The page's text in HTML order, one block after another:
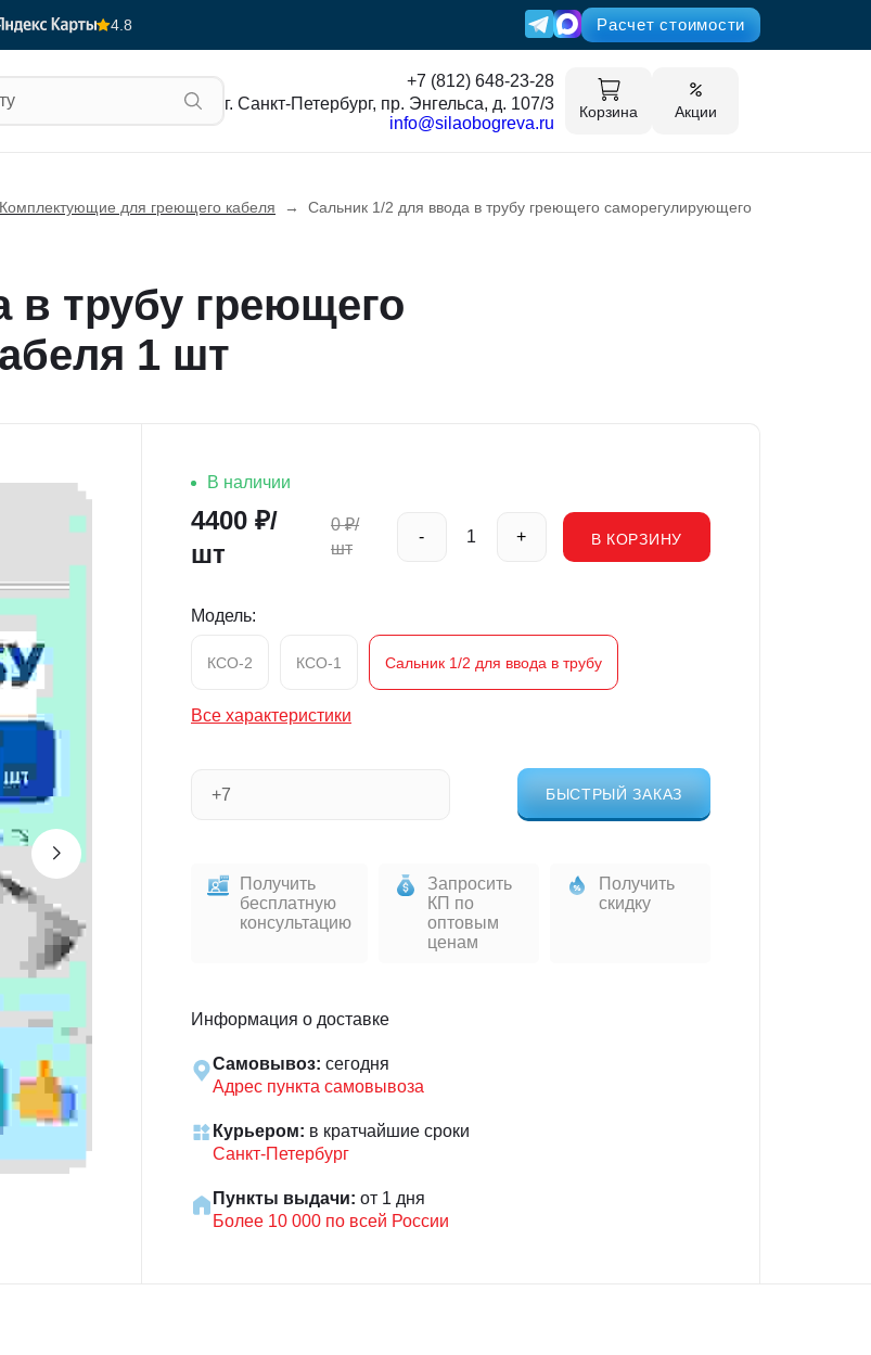
4.8 Расчет стоимости
+7 (812) 648-23-28
г. Санкт-Петербург, пр. Энгельса, д. 107/3
info@silaobogreva.ru
Корзина Акции
Комплектующие для греющего кабеля →
Сальник 1/2 для ввода в трубу греющего саморегулирующего
в трубу греющего
1 шт
В наличии
4400 ₽/
шт
0 ₽/
шт
- + В КОРЗИНУ
Модель:
КСО-2 КСО-1 Сальник 1/2 для ввода в трубу
Все характеристики
БЫСТРЫЙ ЗАКАЗ
Получить
бесплатную
консультацию
Запросить
КП по
оптовым
ценам
Получить
скидку
Информация о доставке
Самовывоз: сегодня
Адрес пункта самовывоза
Курьером: в кратчайшие сроки
Санкт-Петербург
Пункты выдачи: от 1 дня
Более 10 000 по всей России